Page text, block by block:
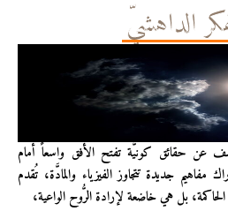
الداهشيّ
عن حقائق كونيَّة تفتح الأفق واسعاً أمام
مفاهيم جديدة تتجاوز الفيزياء والمادَّة، تُقدم
بل هي خاضعة لإرادة الرُّوح الواعية،